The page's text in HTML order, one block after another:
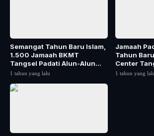
Semangat Tahun Baru Islam,
1.500 Jamaah BKMT
Tangsel Padati Alun-Alun
Pamulang
1 tahun yang lalu
Jamaah
Tahun
Center
1 tahun yang